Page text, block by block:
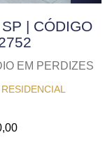
| CÓDIGO
EM PERDIZES
RESIDENCIAL